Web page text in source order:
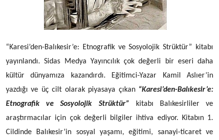
“Karesi’den-Balıkesir’e: Etnografik ve Sosyolojik Strüktür”
kitabı
yayınlandı. Sidas Medya Yayıncılık çok değerli bir eseri daha
kültür dünyamıza kazandırdı. Eğitimci-Yazar Kamil Aslıer’in
yazdığı ve üç cilt olarak piyasaya çıkan“Karesi’den-Balıkesir’e:
Etnografik ve Sosyolojik Strüktür”
kitabı Balıkesirliler ve
araştırmacılar için çok değerli bilgiler ihtiva ediyor. Kitabın 1.
Cildinde Balıkesir’in sosyal yaşamı, eğitimi, sanayi-ticaret ve